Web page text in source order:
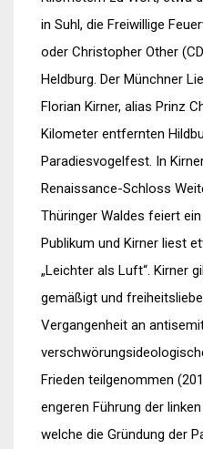
in Suhl, die Freiwillige
oder Christopher Other
Heldburg. Der Münchner
Florian Kirner, alias Prinz
Kilometer entfernten
Paradiesvogelfest. In
Renaissance-Schloss
Thüringer Waldes feiert
Publikum und Kirner liest
„Leichter als Luft“. Kirner
gemäßigt und
Vergangenheit an
Frieden teilgenommen
engeren Führung der
welche die Gründung der